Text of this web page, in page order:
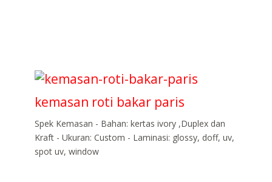
kemasan roti bakar paris
Spek Kemasan - Bahan: kertas ivory ,Duplex dan
Kraft - Ukuran: Custom - Laminasi: glossy, doff, uv,
spot uv, window